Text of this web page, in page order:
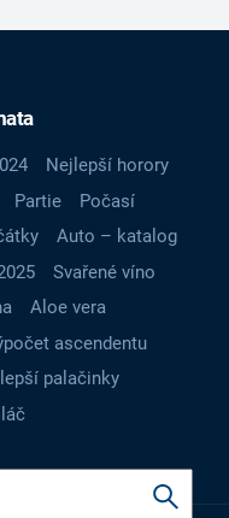
Nejlepší horory
Partie
Počasí
Auto – katalog
Svařené víno
Aloe vera
ascendentu
palačinky